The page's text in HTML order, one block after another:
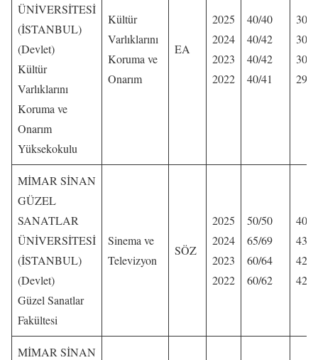
ÜNİVERSİTESİ
(İSTANBUL)
(Devlet)
Kültür
Varlıklarını
Koruma ve
Onarım
Yüksekokulu
Kültür
Varlıklarını
Koruma ve
Onarım
EA
2025
2024
2023
2022
40/40
40/42
40/42
40/41
MİMAR SİNAN
GÜZEL
SANATLAR
ÜNİVERSİTESİ
(İSTANBUL)
(Devlet)
Güzel Sanatlar
Fakültesi
Sinema ve
Televizyon
SÖZ
2025
2024
2023
2022
50/50
65/69
60/64
60/62
MİMAR SİNAN